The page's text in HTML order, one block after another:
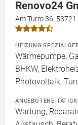
Renovo24
Am Turm 36, 53721
HEIZUNG
Wärmepumpe,
BHKW,
Photovoltaik,
ANGEBOTENE
Wartung,